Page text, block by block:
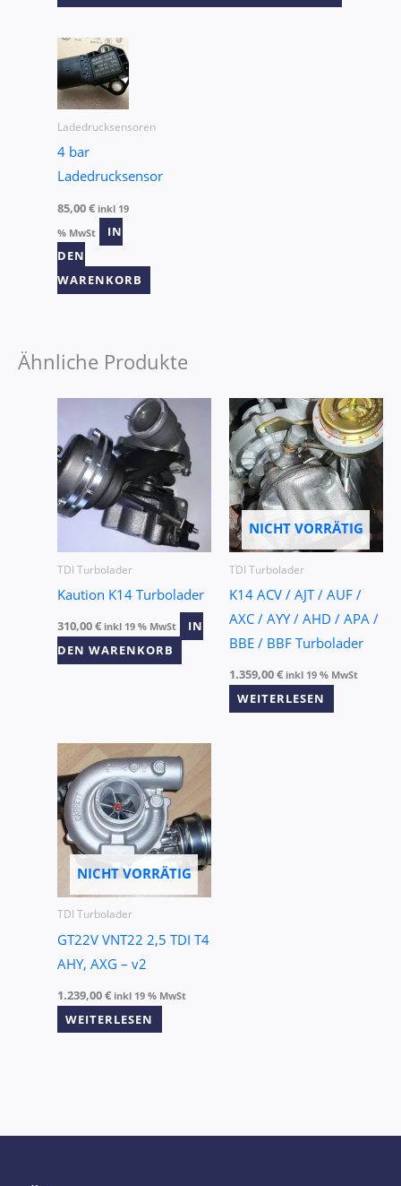
Ladedrucksensoren
4 bar
Ladedrucksensor
85,00€ inkl 19
% MwSt
IN
DEN
WARENKORB
Ähnliche Produkte
TDI Turbolader
Kaution K14 Turbolader
310,00€ inkl 19 % MwSt
IN
DEN WARENKORB
NICHT VORRÄTIG
TDI Turbolader
K14 ACV / AJT / AUF /
AXC / AYY / AHD / APA /
BBE / BBF Turbolader
1.359,00€ inkl 19 % MwSt
WEITERLESEN
NICHT VORRÄTIG
TDI Turbolader
GT22V VNT22 2,5 TDI T4
AHY, AXG – v2
1.239,00€ inkl 19 % MwSt
WEITERLESEN